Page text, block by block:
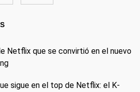
Netflix que se convirtió en el nuevo
sigue en el top de Netflix: el K-